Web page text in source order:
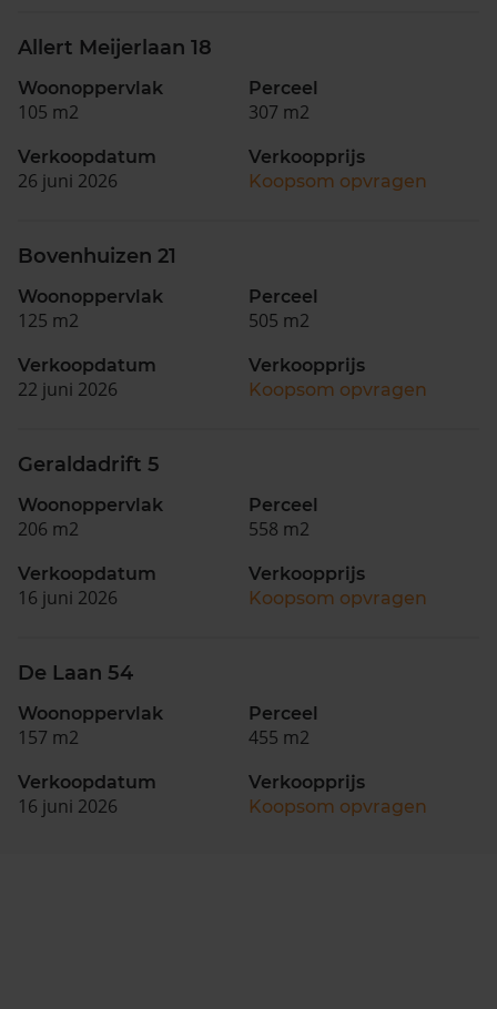
Allert Meijerlaan 18
Woonoppervlak
105 m2
Perceel
307 m2
Verkoopdatum
26 juni 2026
Verkoopprijs
Koopsom opvragen
Bovenhuizen 21
Woonoppervlak
125 m2
Perceel
505 m2
Verkoopdatum
22 juni 2026
Verkoopprijs
Koopsom opvragen
Geraldadrift 5
Woonoppervlak
206 m2
Perceel
558 m2
Verkoopdatum
16 juni 2026
Verkoopprijs
Koopsom opvragen
De Laan 54
Woonoppervlak
157 m2
Perceel
455 m2
Verkoopdatum
16 juni 2026
Verkoopprijs
Koopsom opvragen